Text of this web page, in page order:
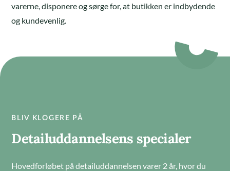
varerne, disponere og sørge for, at butikken er indbydende
og kundevenlig.
BLIV KLOGERE PÅ
Detailuddannelsens specialer
Hovedforløbet på detailuddannelsen varer 2 år, hvor du